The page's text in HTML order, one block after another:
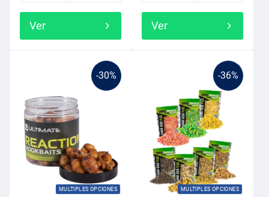
Ver Ver
-30%
MULTIPLES OPCIONES
-36%
MULTIPLES OPCIONES